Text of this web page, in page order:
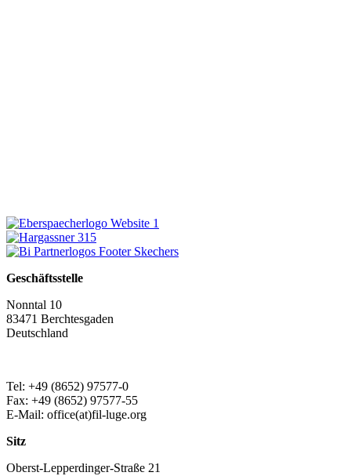
Geschäftsstelle
Nonntal 10
83471 Berchtesgaden
Deutschland
Tel: +49 (8652) 97577-0
Fax: +49 (8652) 97577-55
E-Mail: office(at)fil-luge.org
Sitz
Oberst-Lepperdinger-Straße 21